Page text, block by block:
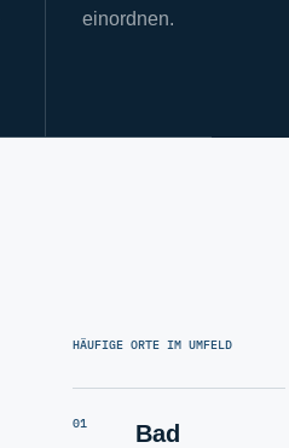
einordnen.
HÄUFIGE ORTE IM UMFELD
01
Bad